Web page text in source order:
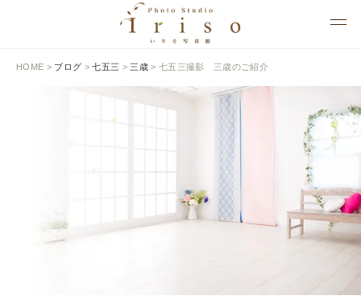
HOME > ブログ >七五三 > 三歳 > 七五三撮影 三歳のご紹介